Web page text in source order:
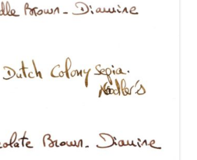
DELTA
EDELSTEIN
FRANKLIN-CHRISTOPH
COMPARATIFS VIOLETS